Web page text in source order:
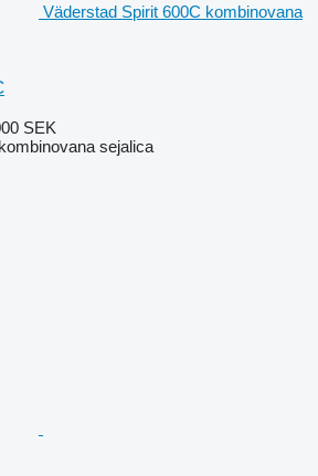
Väderstad Spirit 600C kombinovana
SEK
sejalica